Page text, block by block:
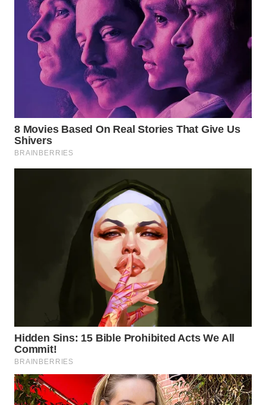
WN
MALUKU
WN
MALUT
WN
DANAU
TOBA
WN
TANJUNG
LESUNG
WN